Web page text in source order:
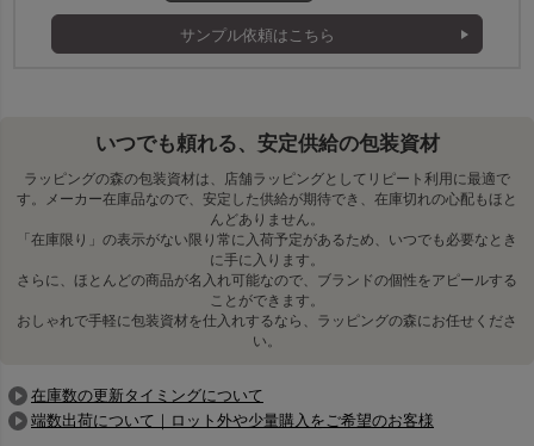
かなラッピングが完成。シンプルな袋だからこそ、アレンジ
の自由度が高く、幅広いシーンに活躍します。
コスメパッケージのラッピングに、豊富なカラー展開で彩り
を添えます。
リップやハンドクリーム、ミストボトルなどの細長いギフト
に、ぴったりフィット。
サンプル依頼はこちら
いつでも頼れる、安定供給の包装資材
ラッピングの森の包装資材は、店舗ラッピングとしてリピート利用に最適で
す。メーカー在庫品なので、安定した供給が期待でき、在庫切れの心配もほと
んどありません。
「在庫限り」の表示がない限り常に入荷予定があるため、いつでも必要なとき
に手に入ります。
さらに、ほとんどの商品が名入れ可能なので、ブランドの個性をアピールする
ことができます。
おしゃれで手軽に包装資材を仕入れするなら、ラッピングの森にお任せくださ
い。
在庫数の更新タイミングについて
端数出荷について｜ロット外や少量購入をご希望のお客様